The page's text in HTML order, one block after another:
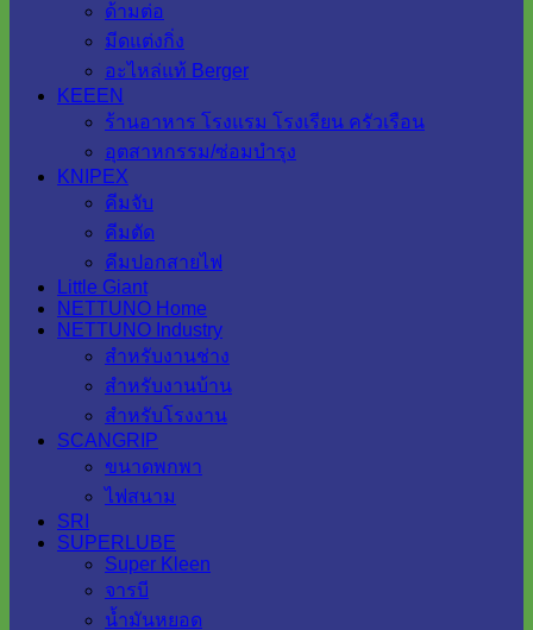
ด้ามต่อ
มีดแต่งกิ่ง
อะไหล่แท้ Berger
KEEEN
ร้านอาหาร โรงแรม โรงเรียน ครัวเรือน
อุตสาหกรรม/ซ่อมบำรุง
KNIPEX
คีมจับ
คีมตัด
คีมปอกสายไฟ
Little Giant
NETTUNO Home
NETTUNO Industry
สำหรับงานช่าง
สำหรับงานบ้าน
สำหรับโรงงาน
SCANGRIP
ขนาดพกพา
ไฟสนาม
SRI
SUPERLUBE
Super Kleen
จารบี
น้ำมันหยอด